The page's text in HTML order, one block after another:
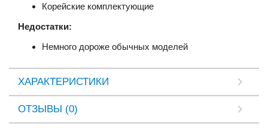
Корейские комплектующие
Недостатки:
Немного дороже обычных моделей
ХАРАКТЕРИСТИКИ
ОТЗЫВЫ (0)